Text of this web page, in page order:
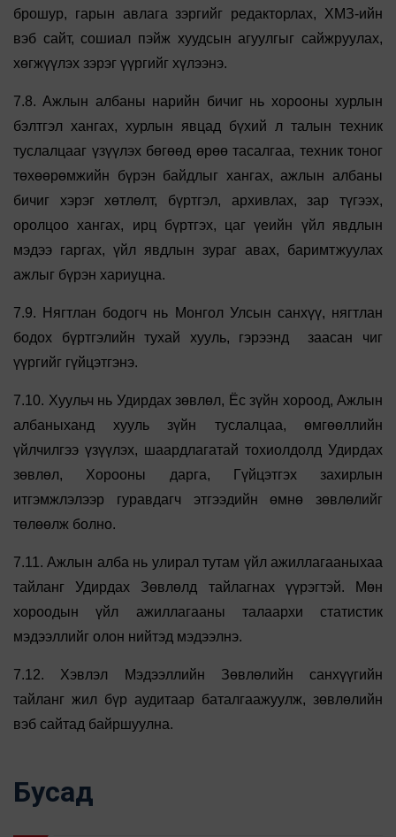
брошур, гарын авлага зэргийг редакторлах, ХМЗ-ийн
вэб сайт, сошиал пэйж хуудсын агуулгыг сайжруулах,
хөгжүүлэх зэрэг үүргийг хүлээнэ.
7.8. Ажлын албаны нарийн бичиг нь хорооны хурлын
бэлтгэл хангах, хурлын явцад бүхий л талын техник
туслалцааг үзүүлэх бөгөөд өрөө тасалгаа, техник тоног
төхөөрөмжийн бүрэн байдлыг хангах, ажлын албаны
бичиг хэрэг хөтлөлт, бүртгэл, архивлах, зар түгээх,
оролцоо хангах, ирц бүртгэх, цаг үеийн үйл явдлын
мэдээ гаргах, үйл явдлын зураг авах, баримтжуулах
ажлыг бүрэн хариуцна.
7.9. Нягтлан бодогч нь Монгол Улсын санхүү, нягтлан
бодох бүртгэлийн тухай хууль, гэрээнд заасан чиг
үүргийг гүйцэтгэнэ.
7.10. Хуульч нь Удирдах зөвлөл, Ёс зүйн хороод, Ажлын
албаныханд хууль зүйн туслалцаа, өмгөөллийн
үйлчилгээ үзүүлэх, шаардлагатай тохиолдолд Удирдах
зөвлөл, Хорооны дарга, Гүйцэтгэх захирлын
итгэмжлэлээр гуравдагч этгээдийн өмнө зөвлөлийг
төлөөлж болно.
7.11. Ажлын алба нь улирал тутам үйл ажиллагааныхаа
тайланг Удирдах Зөвлөлд тайлагнах үүрэгтэй. Мөн
хороодын үйл ажиллагааны талаархи статистик
мэдээллийг олон нийтэд мэдээлнэ.
7.12. Хэвлэл Мэдээллийн Зөвлөлийн санхүүгийн
тайланг жил бүр аудитаар баталгаажуулж, зөвлөлийн
вэб сайтад байршуулна.
Бусад